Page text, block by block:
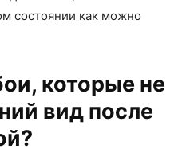
состоянии как можно
которые не
вид после